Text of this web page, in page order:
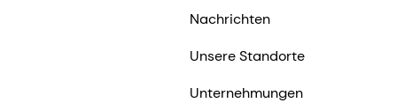
Nachrichten
Unsere Standorte
Unternehmungen